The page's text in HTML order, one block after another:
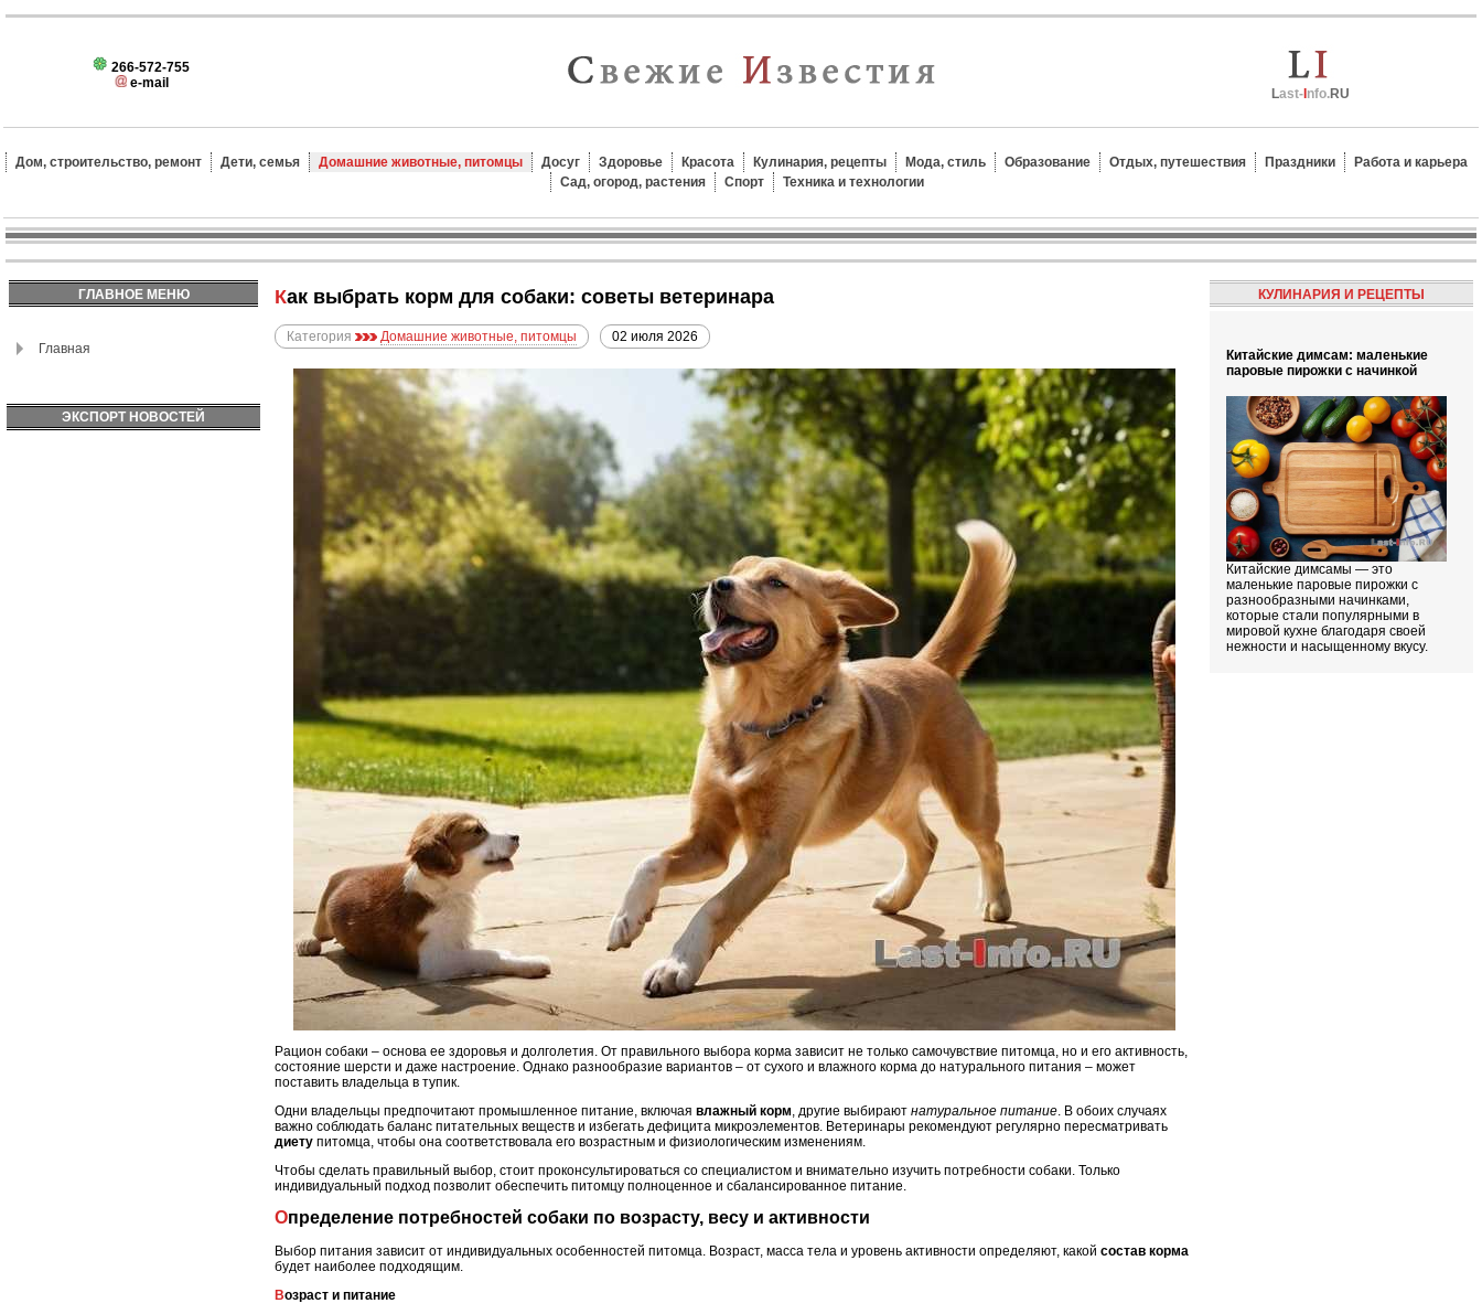
266-572-755
e-mail
Last- nfo.RU
Дом, строительство, ремонт Дети, семья Домашние животные, питомцы Досуг Здоровье Красота Кулинария, рецепты Мода, стиль Образование Отдых, путешествия Праздники
Работа и карьера
Сад, огород, растения
Спорт Техника и технологии
ГЛАВНОЕ МЕНЮ
Главная
ЭКСПОРТ НОВОСТЕЙ
Как выбрать корм для собаки: советы ветеринара
Категория Домашние животные, питомцы 02 июля 2026
Рацион собаки – основа ее здоровья и долголетия. От правильного выбора корма зависит не только самочувствие питомца, но и его активность,
состояние шерсти и даже настроение. Однако разнообразие вариантов – от сухого и влажного корма до натурального питания – может
поставить владельца в тупик.
Одни владельцы предпочитают промышленное питание, включая влажный корм, другие выбирают натуральное питание. В обоих случаях
важно соблюдать баланс питательных веществ и избегать дефицита микроэлементов. Ветеринары рекомендуют регулярно пересматривать
диету питомца, чтобы она соответствовала его возрастным и физиологическим изменениям.
Чтобы сделать правильный выбор, стоит проконсультироваться со специалистом и внимательно изучить потребности собаки. Только
индивидуальный подход позволит обеспечить питомцу полноценное и сбалансированное питание.
Определение потребностей собаки по возрасту, весу и активности
Выбор питания зависит от индивидуальных особенностей питомца. Возраст, масса тела и уровень активности определяют, какой состав корма
будет наиболее подходящим.
Возраст и питание
КУЛИНАРИЯ И РЕЦЕПТЫ
Китайские димсам: маленькие
паровые пирожки с начинкой
Китайские димсамы — это
маленькие паровые пирожки с
разнообразными начинками,
которые стали популярными в
мировой кухне благодаря своей
нежности и насыщенному вкусу.